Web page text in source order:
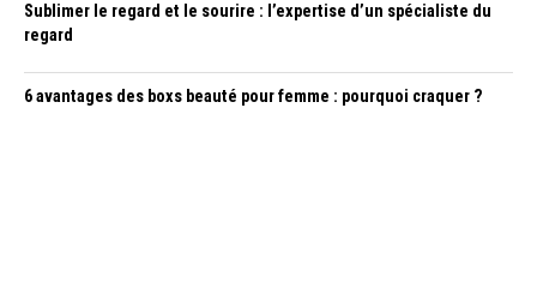
Sublimer le regard et le sourire : l’expertise d’un spécialiste du
regard
6 avantages des boxs beauté pour femme : pourquoi craquer ?